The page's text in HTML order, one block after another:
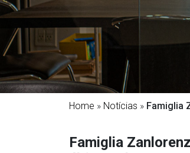
Home » Notícias » Famiglia
Famiglia